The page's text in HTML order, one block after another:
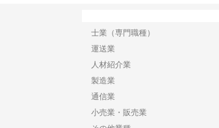
士業（専門職種）
運送業
人材紹介業
製造業
通信業
小売業・販売業